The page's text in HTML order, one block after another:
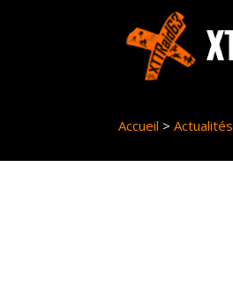
Accueil >Actualités
Panneau de gestion des cookies